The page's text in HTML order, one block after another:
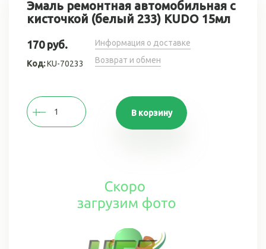
Эмаль ремонтная автомобильная с
кисточкой (белый 233) KUDO 15мл
170 руб.
Код:KU-70233
Информация о доставке
Возврат и обмен
В корзину